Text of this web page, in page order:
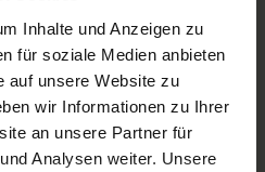
Inhalte und Anzeigen zu
für soziale Medien anbieten
auf unsere Website zu
wir Informationen zu Ihrer
an unsere Partner für
Analysen weiter. Unsere
Wende